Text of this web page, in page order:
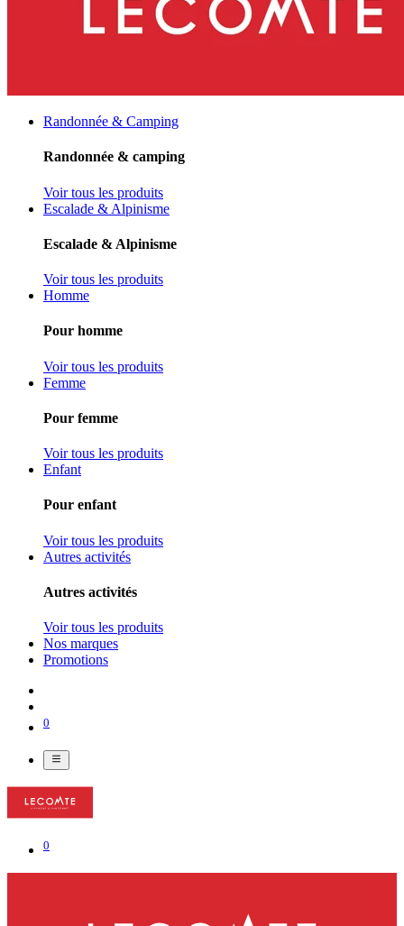
Randonnée & Camping
Randonnée & camping
Voir tous les produits
Escalade & Alpinisme
Escalade & Alpinisme
Voir tous les produits
Homme
Pour homme
Voir tous les produits
Femme
Pour femme
Voir tous les produits
Enfant
Pour enfant
Voir tous les produits
Autres activités
Autres activités
Voir tous les produits
Nos marques
Promotions
0
0